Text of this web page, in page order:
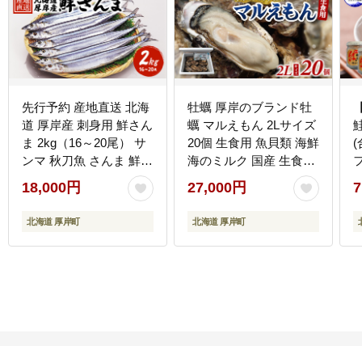
先行予約 産地直送 北海
道 厚岸産 刺身用 鮮さん
ま 2kg（16～20尾） サ
ンマ 秋刀魚 さんま 鮮魚
魚介類 海産 生さんま
18,000円
北海道 厚岸町
牡蠣 厚岸のブランド牡
蠣 マルえもん 2Lサイズ
20個 生食用 魚貝類 海鮮
海のミルク 国産 生食用
殻付き牡蠣 まろやか ク
リーミー 食べやすい品
種 海の香り 牡蠣の酒蒸
27,000円
北海道 厚岸町
(